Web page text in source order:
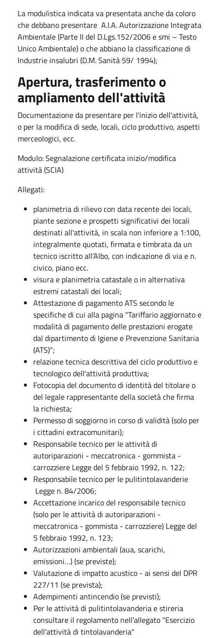
La modulistica indicata va presentata anche da coloro
che debbano presentare A.I.A. Autorizzazione Integrata
Ambientale (Parte II del D.Lgs.152/2006 e smi – Testo
Unico Ambientale) o che abbiano la classificazione di
Industrie insalubri (D.M. Sanità 59/ 1994);
Apertura, trasferimento o
ampliamento dell'attività
Documentazione da presentare per l'inizio dell'attività,
o per la modifica di sede, locali, ciclo produttivo, aspetti
merceologici, ecc.
Modulo: Segnalazione certificata inizio/modifica
attività (SCIA)
Allegati:
planimetria di rilievo con data recente dei locali,
piante sezione e prospetti significativi dei locali
destinati all'attività, in scala non inferiore a 1:100,
integralmente quotati, firmata e timbrata da un
tecnico iscritto all’Albo, con indicazione di via e n.
civico, piano ecc.
visura e planimetria catastale o in alternativa
estremi catastali dei locali;
Attestazione di pagamento ATS secondo le
specifiche di cui alla pagina "Tariffario aggiornato e
modalità di pagamento delle prestazioni erogate
dal dipartimento di Igiene e Prevenzione Sanitaria
(ATS)";
relazione tecnica descrittiva del ciclo produttivo e
tecnologico dell'attività produttiva;
Fotocopia del documento di identità del titolare o
del legale rappresentante della società che firma
la richiesta;
Permesso di soggiorno in corso di validità (solo per
i cittadini extracomunitari);
Responsabile tecnico per le attività di
autoriparazioni - meccatronica - gommista -
carrozziere Legge del 5 febbraio 1992, n. 122;
Responsabile tecnico per le pulitintolavanderie
Legge n. 84/2006;​
Accettazione incarico del responsabile tecnico
(solo per le attività di autoriparazioni -
meccatronica - gommista - carrozziere) Legge del
5 febbraio 1992, n. 123; ​
Autorizzazioni ambientali (aua, scarichi,
emissioni…) (se previste);​
Valutazione di impatto acustico - ai sensi del DPR
227/11 (se prevista);​
Adempimenti antincendio (se previsti);
Per le attività di pulitintolavanderia e stireria
consultare il regolamento nell'allegato "Esercizio
dell'attività di tintolavanderia"